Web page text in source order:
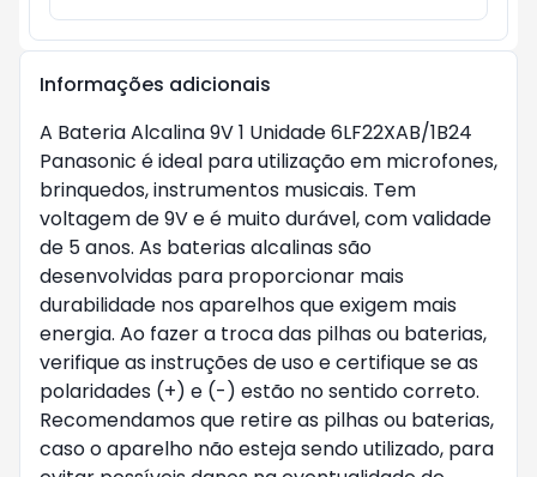
Informações adicionais
A Bateria Alcalina 9V 1 Unidade 6LF22XAB/1B24
Panasonic é ideal para utilização em microfones,
brinquedos, instrumentos musicais. Tem
voltagem de 9V e é muito durável, com validade
de 5 anos. As baterias alcalinas são
desenvolvidas para proporcionar mais
durabilidade nos aparelhos que exigem mais
energia. Ao fazer a troca das pilhas ou baterias,
verifique as instruções de uso e certifique se as
polaridades (+) e (-) estão no sentido correto.
Recomendamos que retire as pilhas ou baterias,
caso o aparelho não esteja sendo utilizado, para